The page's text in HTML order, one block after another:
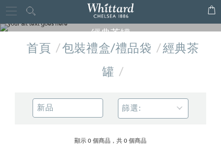
Close
Whittard
of
Chelsea
經典茶罐
精美品牌茶罐可以重複使用，存放您珍藏的茶葉，亦可用於收藏、
擺飾，優雅且增添質感
首頁 包裝禮盒/禮品袋
經典茶
罐
篩選:
顯示 0 個商品，共 0 個商品